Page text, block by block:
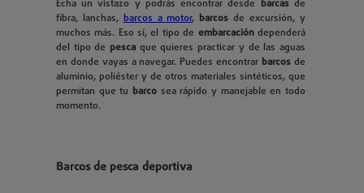
Echa un vistazo y podrás encontrar desde barcasde
fibra, lanchas,barcos a motor, barcos de excursión, y
muchos más. Eso sí, el tipo de embarcacióndependerá
del tipo de pesca que quieres practicar y de las aguas
en donde vayas a navegar. Puedes encontrar barcos de
aluminio, poliéster y de otros materiales sintéticos, que
permitan que tu barcosea rápido y manejable en todo
momento.
Barcos de pesca deportiva